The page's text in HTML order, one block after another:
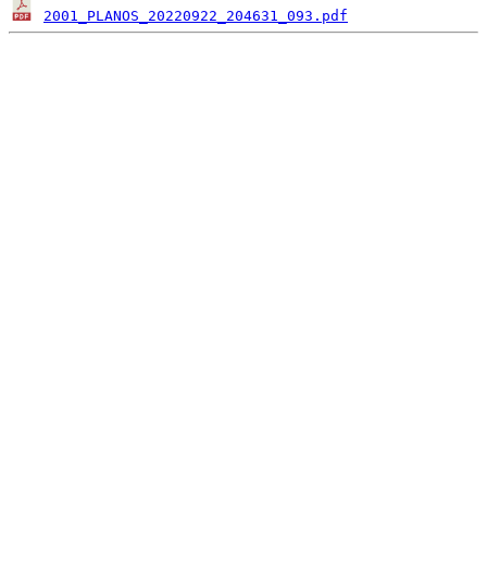
2001_PLANOS_20220922_204631_093.pdf